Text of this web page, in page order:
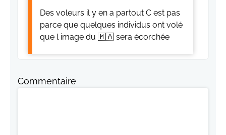
Des voleurs il y en a partout C est pas
parce que quelques individus ont volé
que l image du 🇲🇦 sera écorchée
Commentaire